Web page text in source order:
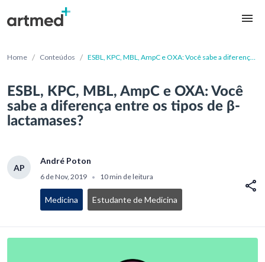
Home / Conteúdos / ESBL, KPC, MBL, AmpC e OXA: Você sabe a diferença
ESBL, KPC, MBL, AmpC e OXA: Você
sabe a diferença entre os tipos de β-
lactamases?
AP
André Poton
6 de Nov, 2019 • 10 min de leitura
Medicina Estudante de Medicina